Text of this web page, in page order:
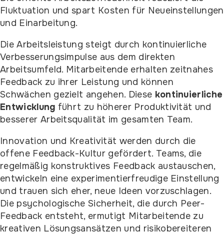
Fluktuation und spart Kosten für Neueinstellungen
und Einarbeitung.
Die Arbeitsleistung steigt durch kontinuierliche
Verbesserungsimpulse aus dem direkten
Arbeitsumfeld. Mitarbeitende erhalten zeitnahes
Feedback zu ihrer Leistung und können
Schwächen gezielt angehen. Diese kontinuierliche
Entwicklung führt zu höherer Produktivität und
besserer Arbeitsqualität im gesamten Team.
Innovation und Kreativität werden durch die
offene Feedback-Kultur gefördert. Teams, die
regelmäßig konstruktives Feedback austauschen,
entwickeln eine experimentierfreudige Einstellung
und trauen sich eher, neue Ideen vorzuschlagen.
Die psychologische Sicherheit, die durch Peer-
Feedback entsteht, ermutigt Mitarbeitende zu
kreativen Lösungsansätzen und risikobereiteren